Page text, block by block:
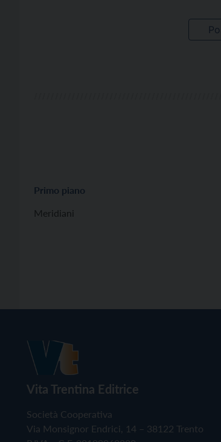
Primo piano
Meridiani
Vita Trentina Editrice
Società Cooperativa
Via Monsignor Endrici, 14 – 38122 Trento